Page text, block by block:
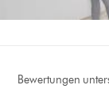
Bewertungen